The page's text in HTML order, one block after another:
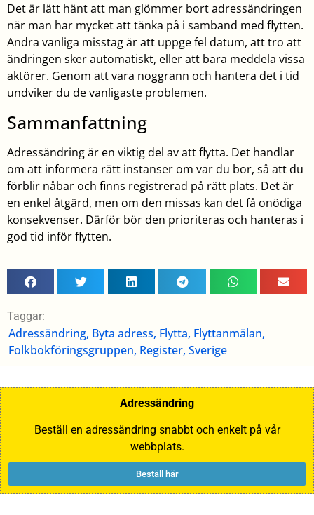
Det är lätt hänt att man glömmer bort adressändringen
när man har mycket att tänka på i samband med flytten.
Andra vanliga misstag är att uppge fel datum, att tro att
ändringen sker automatiskt, eller att bara meddela vissa
aktörer. Genom att vara noggrann och hantera det i tid
undviker du de vanligaste problemen.
Sammanfattning
Adressändring är en viktig del av att flytta. Det handlar
om att informera rätt instanser om var du bor, så att du
förblir nåbar och finns registrerad på rätt plats. Det är
en enkel åtgärd, men om den missas kan det få onödiga
konsekvenser. Därför bör den prioriteras och hanteras i
god tid inför flytten.
Taggar:
Adressändring, Byta adress, Flytta, Flyttanmälan,
Folkbokföringsgruppen, Register, Sverige
Adressändring
Beställ en adressändring snabbt och enkelt på vår
webbplats.
Beställ här